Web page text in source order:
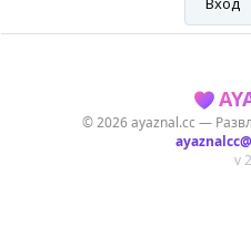
© 2026 ayaznal.cc —
v